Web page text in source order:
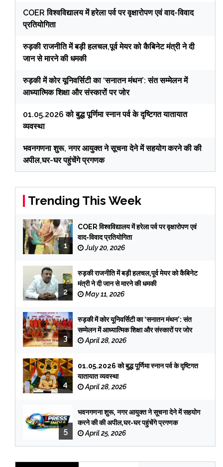
COER विश्वविद्यालय में हरेला पर्व पर वृक्षारोपण एवं वाद-विवाद
प्रतियोगिता
रुड़की राजनीति में बड़ी हलचल,पूर्व मेयर को कैबिनेट मंत्री ने दी
जान से मारने की धमकी
रुड़की में कोर यूनिवर्सिटी का ‘सनातन मंथन’: संत सम्मेलन में
आध्यात्मिक शिक्षा और संस्कारों पर जोर
01.05.2026 को बुद्ध पूर्णिमा स्नान पर्व के दृष्टिगत यातायात
व्यवस्था
भवनगणना शुरू, नगर आयुक्त ने सूचना देने में सहयोग करने की की
अपील,घर-घर पहुंचेंगे प्रगणक
Trending This Week
1
COER विश्वविद्यालय में हरेला पर्व पर वृक्षारोपण एवं
वाद-विवाद प्रतियोगिता
July 20, 2026
2
रुड़की राजनीति में बड़ी हलचल,पूर्व मेयर को कैबिनेट
मंत्री ने दी जान से मारने की धमकी
May 11, 2026
3
रुड़की में कोर यूनिवर्सिटी का ‘सनातन मंथन’: संत
सम्मेलन में आध्यात्मिक शिक्षा और संस्कारों पर जोर
April 28, 2026
4
01.05.2026 को बुद्ध पूर्णिमा स्नान पर्व के दृष्टिगत
यातायात व्यवस्था
April 28, 2026
5
भवनगणना शुरू, नगर आयुक्त ने सूचना देने में सहयोग
करने की की अपील,घर-घर पहुंचेंगे प्रगणक
April 25, 2026